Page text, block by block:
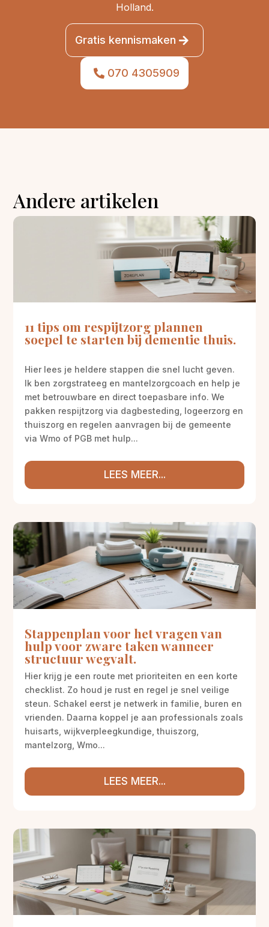
Holland.
Gratis kennismaken
070 4305909
Andere artikelen
11 tips om respijtzorg plannen
soepel te starten bij dementie thuis.
Hier lees je heldere stappen die snel lucht geven.
Ik ben zorgstrateeg en mantelzorgcoach en help je
met betrouwbare en direct toepasbare info. We
pakken respijtzorg via dagbesteding, logeerzorg en
thuiszorg en regelen aanvragen bij de gemeente
via Wmo of PGB met hulp...
LEES MEER...
Stappenplan voor het vragen van
hulp voor zware taken wanneer
structuur wegvalt.
Hier krijg je een route met prioriteiten en een korte
checklist. Zo houd je rust en regel je snel veilige
steun. Schakel eerst je netwerk in familie, buren en
vrienden. Daarna koppel je aan professionals zoals
huisarts, wijkverpleegkundige, thuiszorg,
mantelzorg, Wmo...
LEES MEER...